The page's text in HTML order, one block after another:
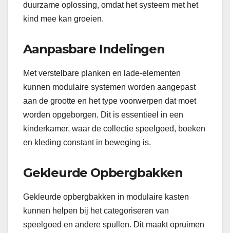
duurzame oplossing, omdat het systeem met het
kind mee kan groeien.
Aanpasbare Indelingen
Met verstelbare planken en lade-elementen
kunnen modulaire systemen worden aangepast
aan de grootte en het type voorwerpen dat moet
worden opgeborgen. Dit is essentieel in een
kinderkamer, waar de collectie speelgoed, boeken
en kleding constant in beweging is.
Gekleurde Opbergbakken
Gekleurde opbergbakken in modulaire kasten
kunnen helpen bij het categoriseren van
speelgoed en andere spullen. Dit maakt opruimen